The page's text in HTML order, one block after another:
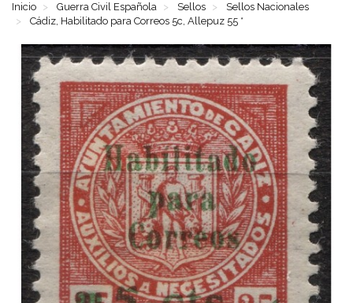
Inicio Guerra Civil Española Sellos
Sellos Nacionales
Cádiz, Habilitado para Correos 5c, Allepuz 55 *